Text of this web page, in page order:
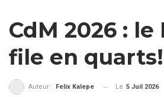
CdM 2026 : le
file en quarts!
Auteur : Felix Kalepe Le 5 Juil 2026